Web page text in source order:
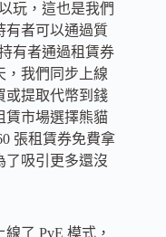
玩，這也是我們
有者可以通過質
有者通過租賃券
，我們同步上線
或提取代幣到錢
賃市場選擇熊貓
張租賃券免費拿
了吸引更多還沒
了 PvE 模式，